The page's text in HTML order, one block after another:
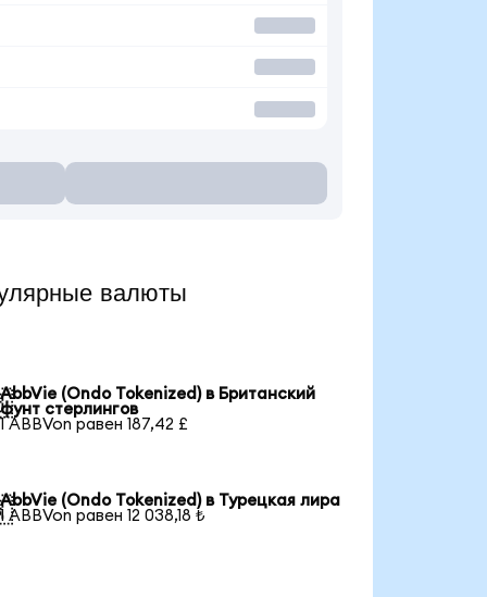
валюты
AbbVie (Ondo Tokenized) в Британский
фунт стерлингов
1 ABBVon равен 187,42 £
AbbVie (Ondo Tokenized) в Турецкая лира
1 ABBVon равен 12 038,18 ₺